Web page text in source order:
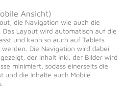
Ansicht)
die Navigation wie auch die
Das Layout wird automatisch auf die
und kann so auch auf Tablets
Die Navigation wird dabei
der Inhalt inkl. der Bilder wird
minimiert, sodass einerseits die
und die Inhalte auch Mobile